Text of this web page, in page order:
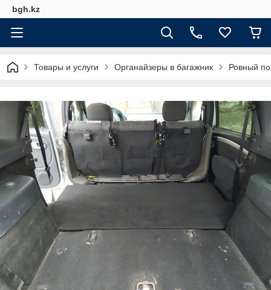
bgh.kz
Товары и услуги Органайзеры в багажник Ровный